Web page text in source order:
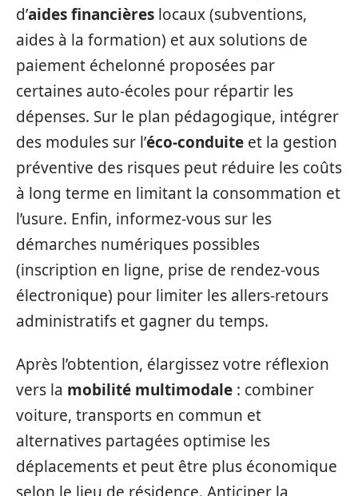
d’aides financières locaux (subventions,
aides à la formation) et aux solutions de
paiement échelonné proposées par
certaines auto-écoles pour répartir les
dépenses. Sur le plan pédagogique, intégrer
des modules sur l’éco-conduite et la gestion
préventive des risques peut réduire les coûts
à long terme en limitant la consommation et
l’usure. Enfin, informez-vous sur les
démarches numériques possibles
(inscription en ligne, prise de rendez-vous
électronique) pour limiter les allers-retours
administratifs et gagner du temps.
Après l’obtention, élargissez votre réflexion
vers la mobilité multimodale : combiner
voiture, transports en commun et
alternatives partagées optimise les
déplacements et peut être plus économique